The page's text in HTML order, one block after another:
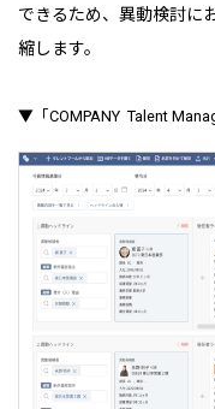
できるため、異動検討に
縮します。
▼「COMPANY Talent